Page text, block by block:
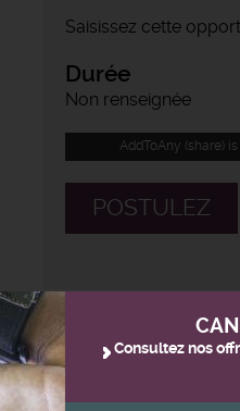
Saisissez cette
Durée
Non renseignée
AddToAny (share) is
POSTULEZ
Consultez nos